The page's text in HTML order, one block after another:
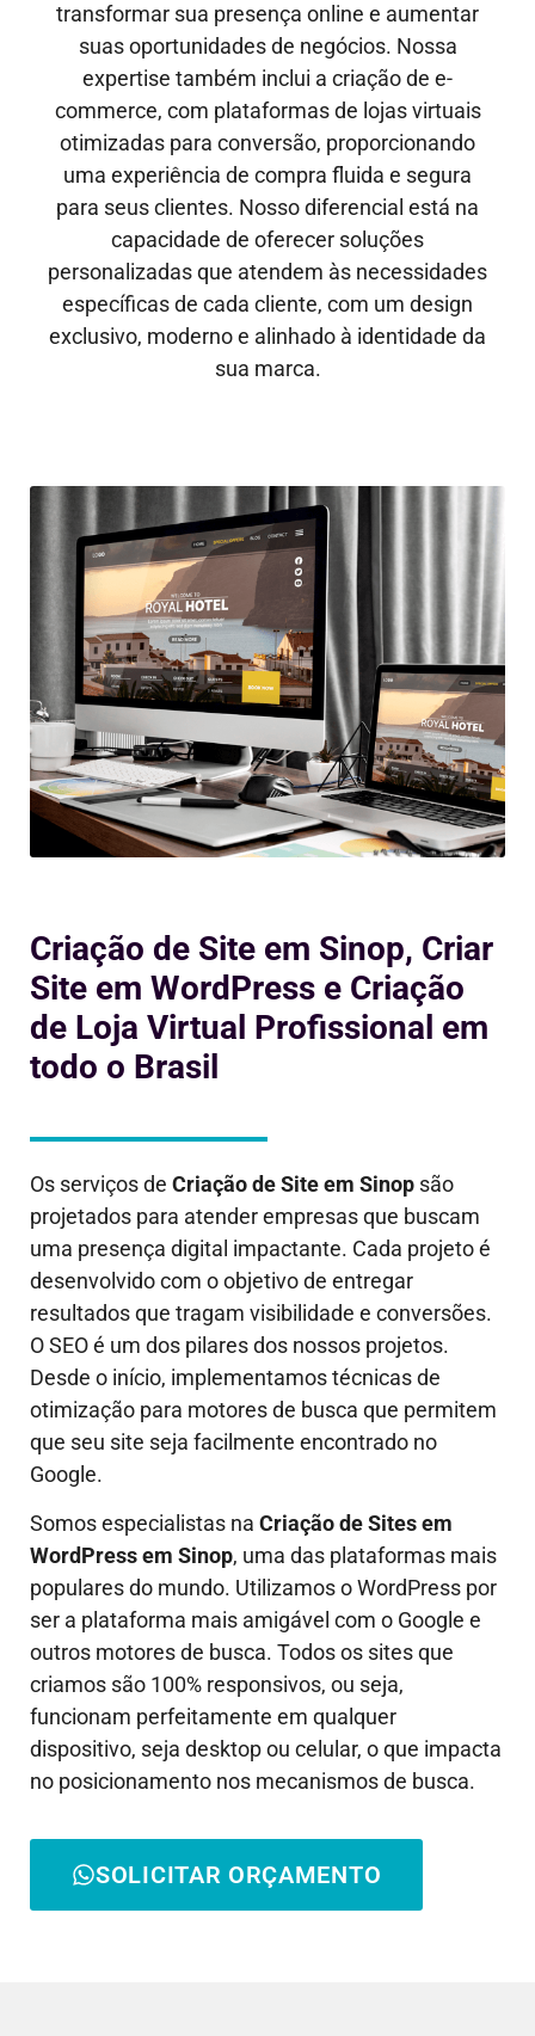
transformar sua presença online e aumentar
suas oportunidades de negócios. Nossa
expertise também inclui a criação de e-
commerce, com plataformas de lojas virtuais
otimizadas para conversão, proporcionando
uma experiência de compra fluida e segura
para seus clientes. Nosso diferencial está na
capacidade de oferecer soluções
personalizadas que atendem às necessidades
específicas de cada cliente, com um design
exclusivo, moderno e alinhado à identidade da
sua marca.
Criação de Site em Sinop, Criar
Site em WordPress e Criação
de Loja Virtual Profissional em
todo o Brasil
Os serviços de Criação de Site em Sinop são
projetados para atender empresas que buscam
uma presença digital impactante. Cada projeto é
desenvolvido com o objetivo de entregar
resultados que tragam visibilidade e conversões.
O SEO é um dos pilares dos nossos projetos.
Desde o início, implementamos técnicas de
otimização para motores de busca que permitem
que seu site seja facilmente encontrado no
Google.
Somos especialistas na Criação de Sites em
WordPress em Sinop, uma das plataformas mais
populares do mundo. Utilizamos o WordPress por
ser a plataforma mais amigável com o Google e
outros motores de busca. Todos os sites que
criamos são 100% responsivos, ou seja,
funcionam perfeitamente em qualquer
dispositivo, seja desktop ou celular, o que impacta
no posicionamento nos mecanismos de busca.
SOLICITAR ORÇAMENTO